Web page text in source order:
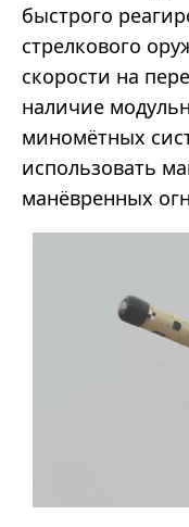
быстрого
стрелкового
скорости на
наличие
миномётных
использовать
манёвренных